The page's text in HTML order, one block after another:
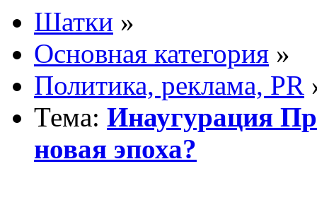
Шатки »
Основная категория »
Политика, реклама, PR
Тема: Инаугурация
новая эпоха?